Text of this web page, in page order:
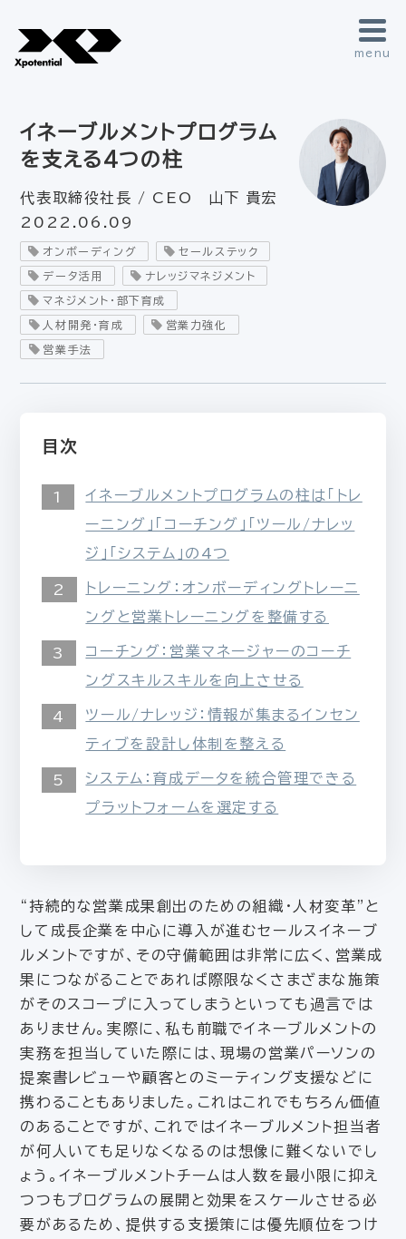
menu
イネーブルメントプログラム
を支える4つの柱
代表取締役社長 / CEO 山下 貴宏
2022.06.09
オンボーディング セールステック
データ活用 ナレッジマネジメント
マネジメント・部下育成
人材開発・育成 営業力強化
営業手法
目次
イネーブルメントプログラムの柱は「トレ
ーニング」「コーチング」「ツール/ナレッ
ジ」「システム」の4つ
トレーニング：オンボーディングトレーニ
ングと営業トレーニングを整備する
コーチング：営業マネージャーのコーチ
ングスキルスキルを向上させる
ツール/ナレッジ：情報が集まるインセン
ティブを設計し体制を整える
システム：育成データを統合管理できる
プラットフォームを選定する
“持続的な営業成果創出のための組織・人材変革”と
して成長企業を中心に導入が進むセールスイネーブ
ルメントですが、その守備範囲は非常に広く、営業成
果につながることであれば際限なくさまざまな施策
がそのスコープに入ってしまうといっても過言では
ありません。実際に、私も前職でイネーブルメントの
実務を担当していた際には、現場の営業パーソンの
提案書レビューや顧客とのミーティング支援などに
携わることもありました。これはこれでもちろん価値
のあることですが、これではイネーブルメント担当者
が何人いても足りなくなるのは想像に難くないでし
ょう。イネーブルメントチームは人数を最小限に抑え
つつもプログラムの展開と効果をスケールさせる必
要があるため、提供する支援策には優先順位をつけ